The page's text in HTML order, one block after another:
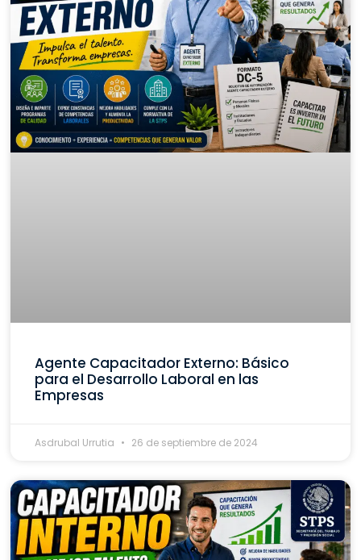
Agente Capacitador Externo: Básico
para el Desarrollo Laboral en las
Empresas
Asdrubal Urrutia 26 de septiembre de 2024